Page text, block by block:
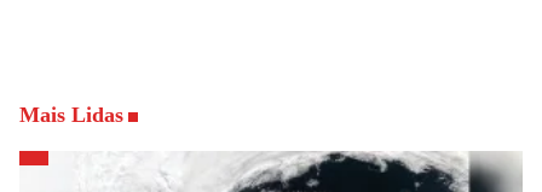
Mais Lidas